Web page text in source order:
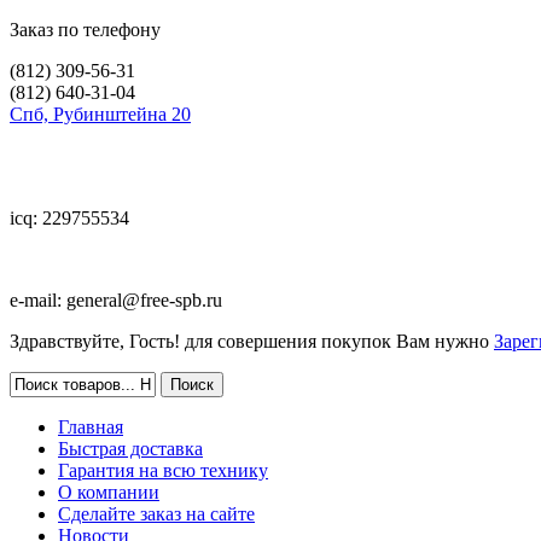
Заказ по телефону
(812) 309-56-31
(812) 640-31-04
Спб, Рубинштейна 20
icq: 229755534
e-mail: general@free-spb.ru
Здравствуйте, Гость! для совершения покупок Вам нужно
Главная
Быстрая доставка
Гарантия на всю технику
О компании
Сделайте заказ на сайте
Новости